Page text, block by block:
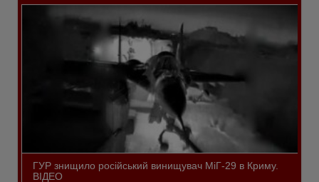
ГУР знищило російський винищувач МіГ-29 в Криму.
ВІДЕО